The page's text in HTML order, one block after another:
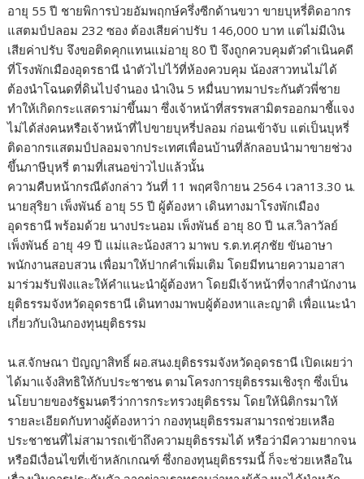
อายุ 55 ปี ชายพิการป่วยอัมพฤกษ์ครึ่งซีกด้านขวา ขายบุหรี่ติดอากร
แสตมป์ปลอม 232 ซอง ต้องเสียค่าปรับ 146,000 บาท แต่ไม่มีเงิน
เสียค่าปรับ จึงขอติดคุกแทนแม่อายุ 80 ปี จึงถูกควบคุมตัวดำเนินคดี
ที่โรงพักเมืองอุดรธานี นำตัวไปไว้ที่ห้องควบคุม น้องสาวทนไม่ได้
ต้องนำโฉนดที่ดินไปจำนอง นำเงิน 5 หมื่นบาทมาประกันตัวพี่ชาย
ทำให้เกิดกระแสดราม่าขึ้นมา ซึ่งเจ้าหน้าที่สรรพสามิตรออกมาชี้แจง
ไม่ได้ส่งคนหรือเจ้าหน้าที่ไปขายบุหรี่ปลอม ก่อนเข้าจับ แต่เป็นบุหรี่
ติดอากรแสตมป์ปลอมจากประเทศเพื่อนบ้านที่ลักลอบนำมาขายช่วง
ขึ้นภาษีบุหรี่ ตามที่เสนอข่าวไปแล้วนั้น
ความคืบหน้ากรณีดังกล่าว วันที่ 11 พฤศจิกายน 2564 เวลา13.30 น.
นายสุริยา เพ็งพันธ์ อายุ 55 ปี ผู้ต้องหา เดินทางมาโรงพักเมือง
อุดรธานี พร้อมด้วย นางประนอม เพ็งพันธ์ อายุ 80 ปี น.ส.วิลาวัลย์
เพ็งพันธ์ อายุ 49 ปี แม่และน้องสาว มาพบ ร.ต.ท.ศุภชัย ขันอาษา
พนักงานสอบสวน เพื่อมาให้ปากคำเพิ่มเติม โดยมีทนายความอาสา
มาร่วมรับฟังและให้คำแนะนำผู้ต้องหา โดยมีเจ้าหน้าที่จากสำนักงาน
ยุติธรรมจังหวัดอุดรธานี เดินทางมาพบผู้ต้องหาและญาติ เพื่อแนะนำ
เกี่ยวกับเงินกองทุนยุติธรรม
น.ส.จักษณา ปัญญาสิทธิ์ ผอ.สนง.ยุติธรรมจังหวัดอุดรธานี เปิดเผยว่า
ได้มาแจ้งสิทธิให้กับประชาชน ตามโครงการยุติธรรมเชิงรุก ซึ่งเป็น
นโยบายของรัฐมนตรีว่าการกระทรวงยุติธรรม โดยให้นิติกรมาให้
รายละเอียดกับทางผู้ต้องหาว่า กองทุนยุติธรรมสามารถช่วยเหลือ
ประชาชนที่ไม่สามารถเข้าถึงความยุติธรรมได้ หรือว่ามีความยากจน
หรือมีเงื่อนไขที่เข้าหลักเกณฑ์ ซึ่งกองทุนยุติธรรมนี้ ก็จะช่วยเหลือใน